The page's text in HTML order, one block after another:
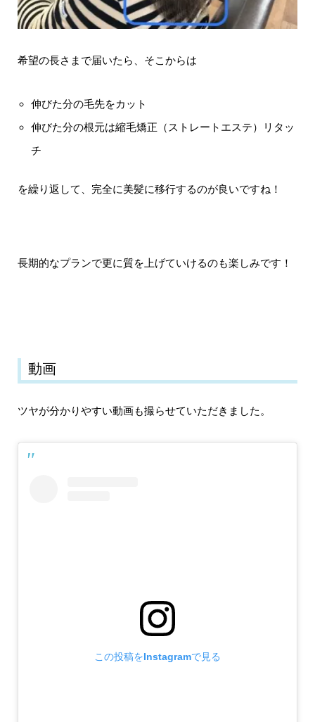
希望の長さまで届いたら、そこからは
伸びた分の毛先をカット
伸びた分の根元は縮毛矯正（ストレートエステ）リタッ
チ
を繰り返して、完全に美髪に移行するのが良いですね！
長期的なプランで更に質を上げていけるのも楽しみです！
動画
ツヤが分かりやすい動画も撮らせていただきました。
この投稿をInstagramで見る